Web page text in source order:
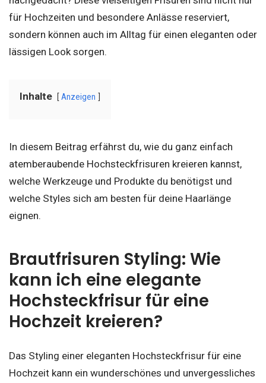
für Hochzeiten und besondere Anlässe reserviert,
sondern können auch im Alltag für einen eleganten oder
lässigen Look sorgen.
Inhalte Anzeigen
In diesem Beitrag erfährst du, wie du ganz einfach
atemberaubende Hochsteckfrisuren kreieren kannst,
welche Werkzeuge und Produkte du benötigst und
welche Styles sich am besten für deine Haarlänge
eignen.
Brautfrisuren Styling: Wie
kann ich eine elegante
Hochsteckfrisur für eine
Hochzeit kreieren?
Das Styling einer eleganten Hochsteckfrisur für eine
Hochzeit kann ein wunderschönes und unvergessliches